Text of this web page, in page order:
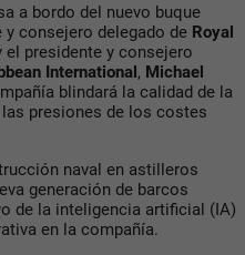
a bordo del nuevo buque
y consejero delegado de Royal
el presidente y consejero
International, Michael
blindará la calidad de la
presiones de los costes
naval en astilleros
generación de barcos
de la inteligencia artificial (IA)
en la compañía.